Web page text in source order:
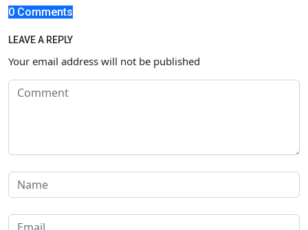
0 Comments
LEAVE A REPLY
Your email address will not be published